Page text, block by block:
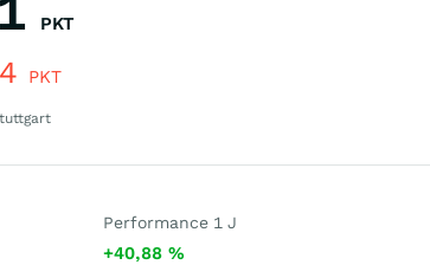
PKT
PKT
Performance 1 J
+40,88 %